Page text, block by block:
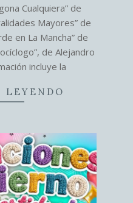
Cualquiera” de
Mayores” de
en La Mancha” de
de Alejandro
incluye la
LEYENDO